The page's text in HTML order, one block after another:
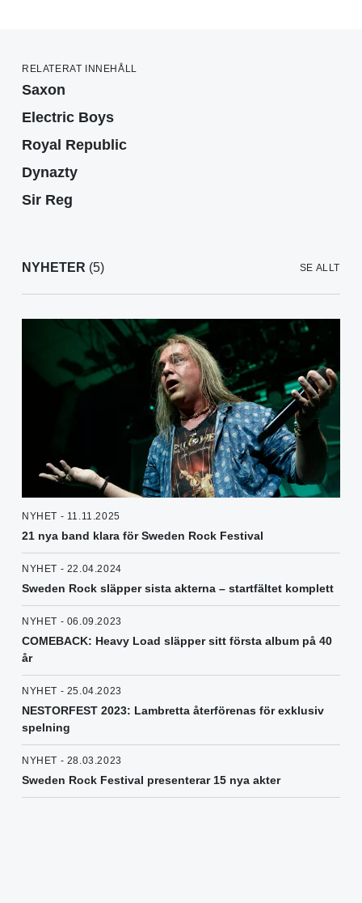
RELATERAT INNEHÅLL
Saxon
Electric Boys
Royal Republic
Dynazty
Sir Reg
NYHETER (5) SE ALLT
NYHET - 11.11.2025
21 nya band klara för Sweden Rock Festival
NYHET - 22.04.2024
Sweden Rock släpper sista akterna – startfältet komplett
NYHET - 06.09.2023
COMEBACK: Heavy Load släpper sitt första album på 40
år
NYHET - 25.04.2023
NESTORFEST 2023: Lambretta återförenas för exklusiv
spelning
NYHET - 28.03.2023
Sweden Rock Festival presenterar 15 nya akter